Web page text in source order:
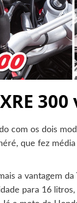
com os dois
que fez
a vantagem
para 16